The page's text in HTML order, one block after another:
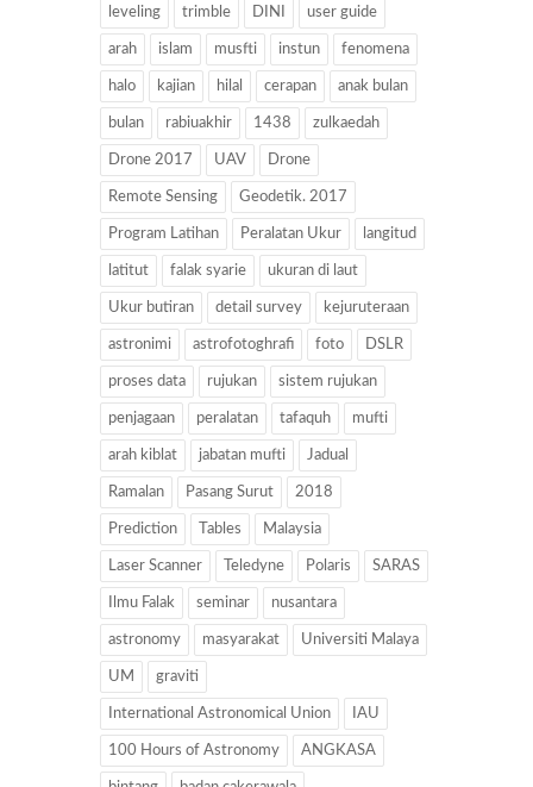
leveling trimble DINI user guide
arah islam musfti instun fenomena
halo kajian hilal cerapan anak bulan
bulan rabiuakhir 1438 zulkaedah
Drone 2017 UAV Drone
Remote Sensing Geodetik. 2017
Program Latihan Peralatan Ukur langitud
latitut falak syarie ukuran di laut
Ukur butiran detail survey kejuruteraan
astronimi astrofotoghrafi foto DSLR
proses data rujukan sistem rujukan
penjagaan peralatan tafaquh mufti
arah kiblat jabatan mufti Jadual
Ramalan Pasang Surut 2018
Prediction Tables Malaysia
Laser Scanner Teledyne Polaris SARAS
Ilmu Falak seminar nusantara
astronomy masyarakat Universiti Malaya
UM graviti
International Astronomical Union IAU
100 Hours of Astronomy ANGKASA